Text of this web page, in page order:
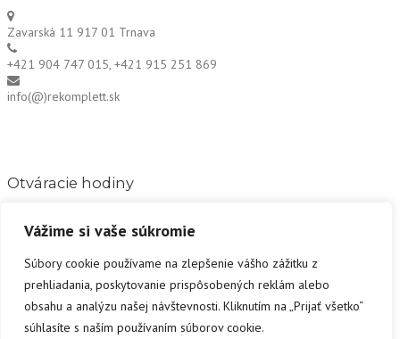
Vážime si vaše súkromie
Súbory cookie používame na zlepšenie vášho zážitku z
prehliadania, poskytovanie prispôsobených reklám alebo
obsahu a analýzu našej návštevnosti. Kliknutím na „Prijať všetko“
súhlasíte s naším používaním súborov cookie.
Zavarská 11 917 01 Trnava
+421 904 747 015, +421 915 251 869
info(@)rekomplett.sk
Otváracie hodiny
Pondelok-Štvrtok:
Piatok:8.00-12.00
Sobota:
Otvorené na objednávku
Nedeľa:Zatvorené
Hľadať: